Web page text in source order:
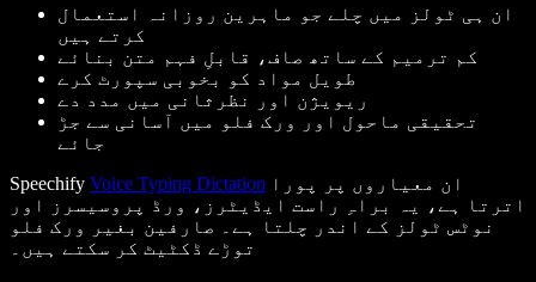
ان ہی ٹولز میں چلے جو ماہرین روزانہ استعمال
کرتے ہیں
کم ترمیم کے ساتھ صاف، قابلِ فہم متن بنائے
طویل مواد کو بخوبی سپورٹ کرے
ریویژن اور نظرثانی میں مدد دے
تحقیقی ماحول اور ورک فلو میں آسانی سے جڑ
جائے
Speechify Voice Typing Dictation
اترتا ہے، یہ براہِ راست ایڈیٹرز، ورڈ پروسیسرز اور
نوٹس ٹولز کے اندر چلتا ہے۔ صارفین بغیر ورک فلو
توڑے ڈکٹیٹ کر سکتے ہیں۔